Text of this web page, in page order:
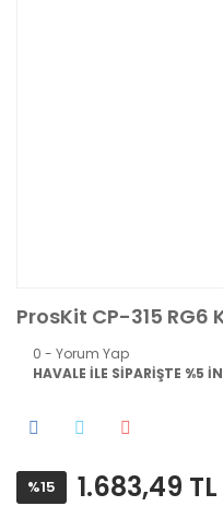
ProsKit CP-315 RG6
0 - Yorum Yap
HAVALE İLE SİPARİŞTE %5
%15 1.683,49 TL